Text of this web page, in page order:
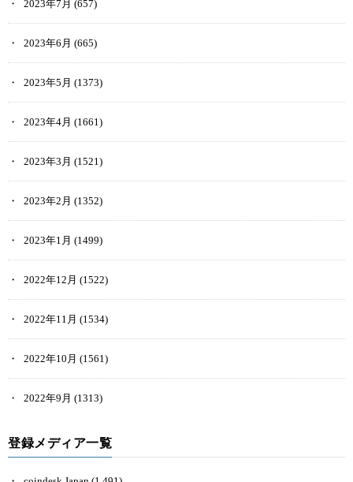
2023年7月 (657)
2023年6月 (665)
2023年5月 (1373)
2023年4月 (1661)
2023年3月 (1521)
2023年2月 (1352)
2023年1月 (1499)
2022年12月 (1522)
2022年11月 (1534)
2022年10月 (1561)
2022年9月 (1313)
登録メディア一覧